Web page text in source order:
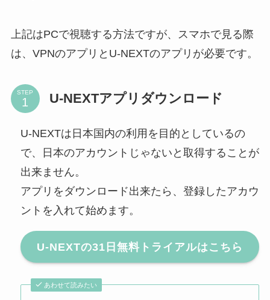
上記はPCで視聴する方法ですが、スマホで見る際
は、VPNのアプリとU-NEXTのアプリが必要です。
STEP U-NEXTアプリダウンロード
U-NEXTは日本国内の利用を目的としているの
で、日本のアカウントじゃないと取得することが
出来ません。
アプリをダウンロード出来たら、登録したアカウ
ントを入れて始めます。
U-NEXTの31日無料トライアルはこちら
あわせて読みたい